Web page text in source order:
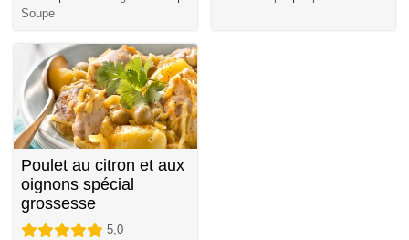
Soupe
Poulet au citron et aux
oignons spécial
grossesse
5,0